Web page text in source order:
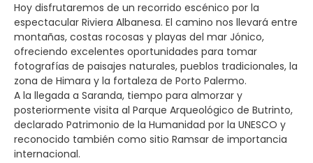
Hoy disfrutaremos de un recorrido escénico por la
espectacular Riviera Albanesa. El camino nos llevará entre
montañas, costas rocosas y playas del mar Jónico,
ofreciendo excelentes oportunidades para tomar
fotografías de paisajes naturales, pueblos tradicionales, la
zona de Himara y la fortaleza de Porto Palermo.
A la llegada a Saranda, tiempo para almorzar y
posteriormente visita al Parque Arqueológico de Butrinto,
declarado Patrimonio de la Humanidad por la UNESCO y
reconocido también como sitio Ramsar de importancia
internacional.